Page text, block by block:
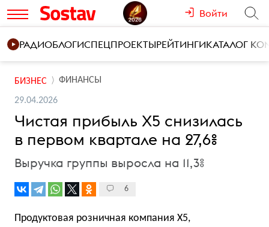
Войти
РАДИОБЛОГИСПЕЦПРОЕКТЫРЕЙТИНГИКАТАЛОГ
БИЗНЕС ФИНАНСЫ
29.04.2026
Чистая прибыль Х5 снизилась
в первом квартале на 27,6%
Выручка группы выросла на 11,3%
6
Продуктовая розничная компания X5,